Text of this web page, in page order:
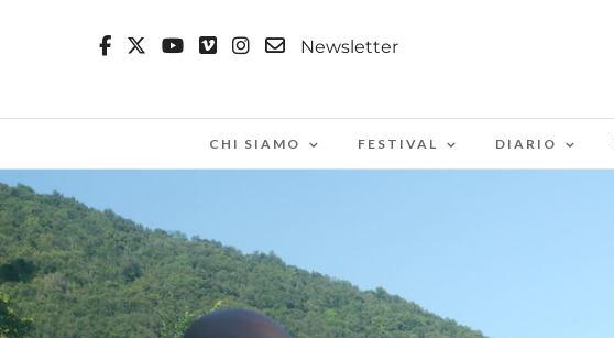
Newsletter
CHI SIAMO FESTIVAL DIARIO